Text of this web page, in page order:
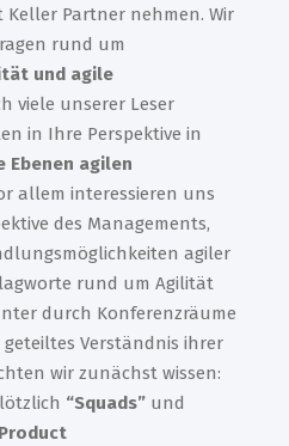
Partner nehmen. Wir
rund um
und agile
viele unserer Leser
in Ihre Perspektive in
Ebenen agilen
allem interessieren uns
des Managements,
agiler
rund um Agilität
durch Konferenzräume
Verständnis ihrer
wir zunächst wissen:
“Squads” und